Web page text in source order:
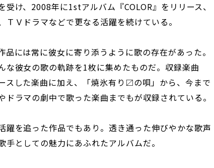
受け、2008年に1stアルバム『COLOR』をリリース、
ＴＶドラマなどで更なる活躍を続けている。
品には常に彼女に寄り添うように歌の存在があった。
な彼女の歌の軌跡を1枚に集めたものだ。収録楽曲
スした楽曲に加え、「焼氷有り〼の唄」から、今まで
ドラマの劇中で歌った楽曲までもが収録されている。
躍を追った作品でもあり。透き通った伸びやかな歌声
手としての魅力にあふれたアルバムだ。